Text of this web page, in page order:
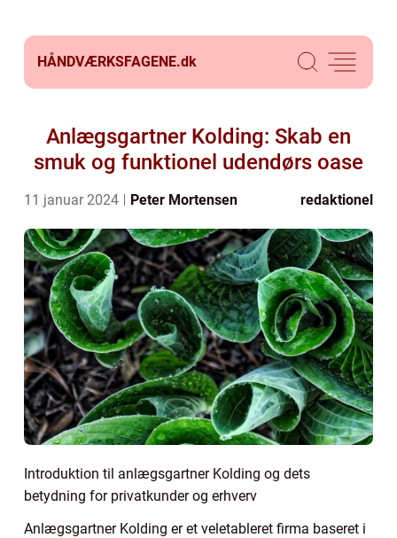
HÅNDVÆRKSFAGENE.dk
Anlægsgartner Kolding: Skab en
smuk og funktionel udendørs oase
11 januar 2024 Peter Mortensen redaktionel
Introduktion til anlægsgartner Kolding og dets
betydning for privatkunder og erhverv
Anlægsgartner Kolding er et veletableret firma baseret i